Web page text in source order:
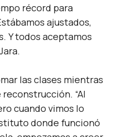
récord para
ajustados,
Y todos aceptamos
las clases mientras
reconstrucción. “Al
cuando vimos lo
donde funcionó